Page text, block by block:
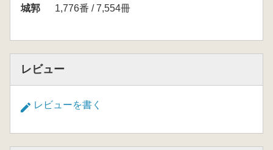
城郭
1,776番 / 7,554冊
レビュー
レビューを書く